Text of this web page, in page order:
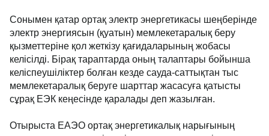
Сонымен қатар ортақ электр энергетикасы шеңберінде
электр энергиясын (қуатын) мемлекетаралық беру
қызметтеріне қол жеткізу қағидаларының жобасы
келісілді. Бірақ тараптарда оның талаптары бойынша
келіспеушіліктер болған кезде сауда-саттықтан тыс
мемлекетаралық беруге шарттар жасасуға қатысты
сұрақ ЕЭК кеңесінде қаралады деп жазылған.
Отырыста ЕАЭО ортақ энергетикалық нарығының